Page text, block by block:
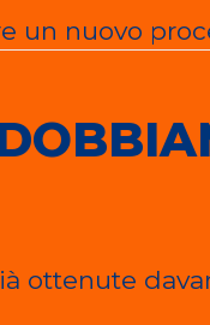
un nuovo
ottenute